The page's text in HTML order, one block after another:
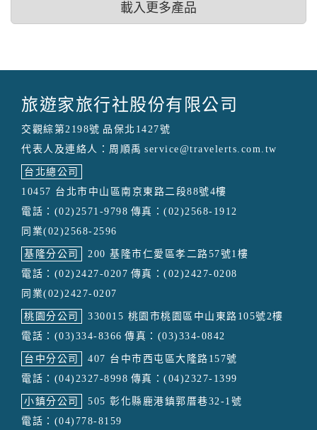
載入更多產品
旅遊家旅行社股份有限公司
交觀綜第2198號 品保北1427號
代表人及連絡人：周順禹 service@travelerts.com.tw
台北總公司
10457 台北市中山區南京東路二段88號4樓
電話：(02)2571-9798 傳真：(02)2568-1912
同業(02)2568-2596
基隆分公司
200 基隆市仁愛區孝二路57號1樓
電話：(02)2427-0207 傳真：(02)2427-0208
同業(02)2427-0207
桃園分公司
330015 桃園市桃園區中山東路105號2樓
電話：(03)334-8366 傳真：(03)334-0842
台中分公司
407 台中市西屯區大隆路157號
電話：(04)2327-8998 傳真：(04)2327-1399
小鎮分公司
505 彰化縣鹿港鎮郭厝巷32-1號
電話：(04)778-8159